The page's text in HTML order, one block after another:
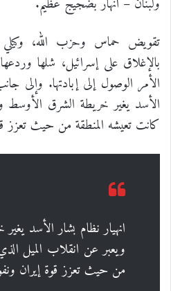
تقويض حماس وحزب الله، وكيلي
بالإغلاق على إسرائيل، شلها
الأمر الوصول إلى إبادتها. وإلى
الأسد يغير خريطة الشرق الأوسط
كانت تعيشه المنطقة من حيث تعزز
انهيار نظام بشار الأسد
ويعبر عن انقلاب الميل
من حيث تعزز قوة إيران